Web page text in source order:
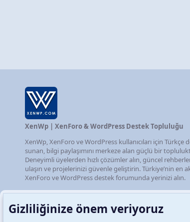
XenWp | XenForo & WordPress Destek Topluluğu
XenWp, XenForo ve WordPress kullanıcıları için Türkçe
sunan, bilgi paylaşımını merkeze alan güçlü bir
Deneyimli üyelerden hızlı çözümler alın, güncel
ulaşın ve projelerinizi güvenle geliştirin. Türkiye’nin en
XenForo ve WordPress destek forumunda yerinizi alın.
Gizliliğinize önem veriyoruz